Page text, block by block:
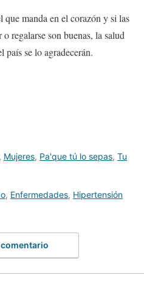
manda en el corazón y si las
regalarse son buenas, la salud
país se lo agradecerán.
, Mujeres, Pa'que tú lo sepas, Tu
, Enfermedades, Hipertensión
comentario